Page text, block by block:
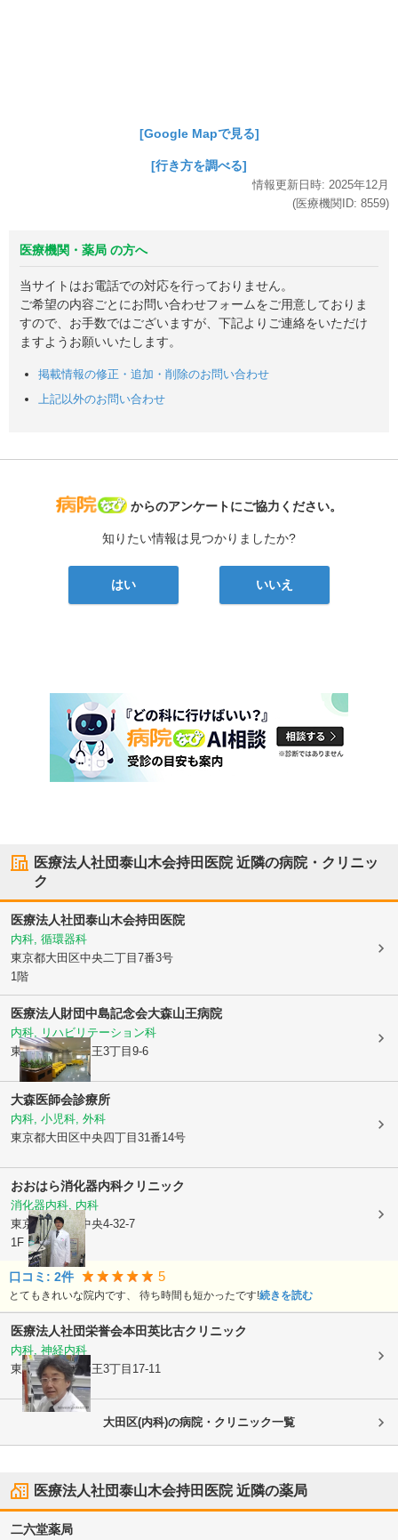
[Google Mapで見る]
[行き方を調べる]
情報更新日時: 2025年12月
(医療機関ID: 8559)
医療機関・薬局 の方へ
当サイトはお電話での対応を行っておりません。
ご希望の内容ごとにお問い合わせフォームをご用意しておりま
すので、お手数ではございますが、下記よりご連絡をいただけ
ますようお願いいたします。
掲載情報の修正・追加・削除のお問い合わせ
上記以外のお問い合わせ
病院なび
からのアンケートにご協力ください。
知りたい情報は見つかりましたか?
はい いいえ
医療法人社団泰山木会持田医院近隣の病院・クリニッ
ク
医療法人社団泰山木会持田医院
内科, 循環器科
東京都大田区中央二丁目7番3号
1階
医療法人財団中島記念会大森山王病院
内科, リハビリテーション科
東京都大田区山王3丁目9-6
大森医師会診療所
内科, 小児科, 外科
東京都大田区中央四丁目31番14号
おおはら消化器内科クリニック
消化器内科, 内科
東京都大田区中央4-32-7
1F
口コミ: 2件 5
とてもきれいな院内です、 待ち時間も短かったです!続きを読む
医療法人社団栄誉会本田英比古クリニック
内科, 神経内科
東京都大田区山王3丁目17-11
大田区(内科)の病院・クリニック一覧
医療法人社団泰山木会持田医院近隣の薬局
二六堂薬局